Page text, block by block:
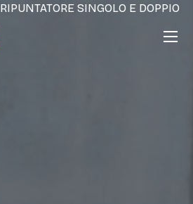
RIPUNTATORE SINGOLO E DOPPIO